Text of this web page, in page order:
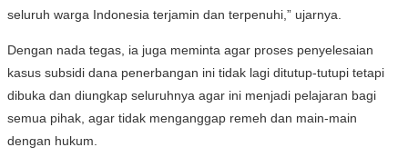
seluruh warga Indonesia terjamin dan terpenuhi,” ujarnya.
Dengan nada tegas, ia juga meminta agar proses penyelesaian
kasus subsidi dana penerbangan ini tidak lagi ditutup-tutupi tetapi
dibuka dan diungkap seluruhnya agar ini menjadi pelajaran bagi
semua pihak, agar tidak menganggap remeh dan main-main
dengan hukum.